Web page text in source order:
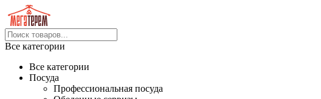
Все категории
Все категории
Посуда
Профессиональная посуда